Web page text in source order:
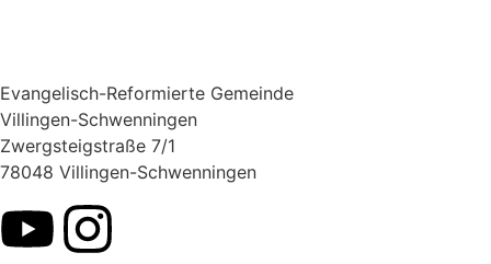
Evangelisch-Reformierte Gemeinde
Villingen-Schwenningen
Zwergsteigstraße 7/1
78048 Villingen-Schwenningen